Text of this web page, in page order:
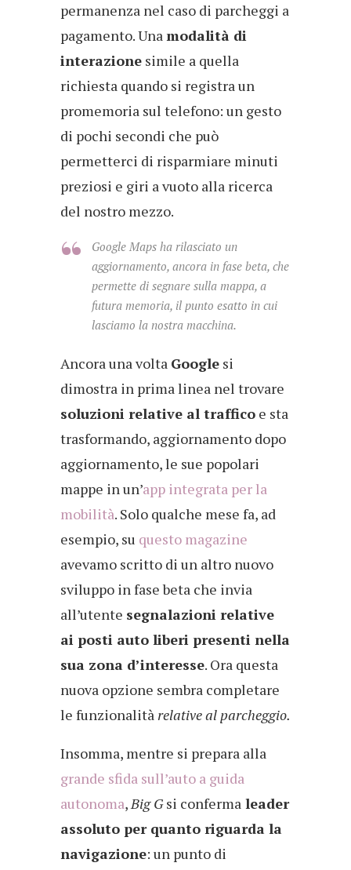
permanenza nel caso di parcheggi a
pagamento. Unamodalità di
interazione simile a quella
richiesta quando si registra un
promemoria sul telefono: un gesto
di pochi secondi che può
permetterci di risparmiare minuti
preziosi e giri a vuoto alla ricerca
del nostro mezzo.
Google Maps ha rilasciato un
aggiornamento, ancora in fase beta, che
permette di segnare sulla mappa, a
futura memoria, il punto esatto in cui
lasciamo la nostra macchina.
Ancora una volta Google si
dimostra in prima linea nel trovare
soluzioni relative al traffico e sta
trasformando, aggiornamento dopo
aggiornamento, le sue popolari
mappe in un’app integrata per la
mobilità. Solo qualche mese fa, ad
esempio, su questo magazine
avevamo scritto di un altro nuovo
sviluppo in fase beta che invia
all’utente segnalazioni relative
ai posti auto liberi presenti nella
sua zona d’interesse. Ora questa
nuova opzione sembra completare
le funzionalità relative al parcheggio.
Insomma, mentre si prepara alla
grande sfida sull’auto a guida
autonoma,Big Gsi conferma leader
assoluto per quanto riguarda la
navigazione: un punto di